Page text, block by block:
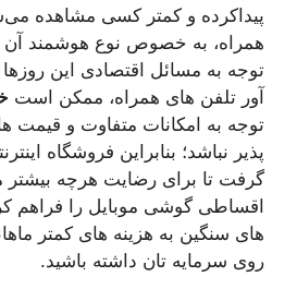
پیداکرده و کمتر کسی مشاهده
همراه، به خصوص نوع هوشمند آن
توجه به مسائل اقتصادی این
آور تلفن های همراه، ممکن است
توجه به امکانات متفاوت و قیمت
گرفت تا برای رضایت هرچه بیشتر
اقساطی گوشی موبایل را فراهم
های سنگین به هزینه های کمتر
روی سرمایه تان داشته باشید.